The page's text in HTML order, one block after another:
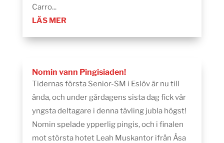
Carro...
LÄS MER
Nomin vann Pingisiaden!
Tidernas första Senior-SM i Eslöv är nu till
ända, och under gårdagens sista dag fick vår
yngsta deltagare i denna tävling jubla högst!
Nomin spelade ypperlig pingis, och i finalen
mot största hotet Leah Muskantor ifrån Åsa